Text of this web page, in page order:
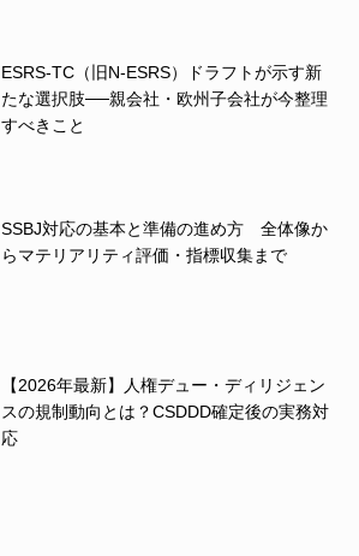
ESRS-TC（旧N-ESRS）ドラフトが示す新
たな選択肢──親会社・欧州子会社が今整理
すべきこと
SSBJ対応の基本と準備の進め方 全体像か
らマテリアリティ評価・指標収集まで
【2026年最新】人権デュー・ディリジェン
スの規制動向とは？CSDDD確定後の実務対
応